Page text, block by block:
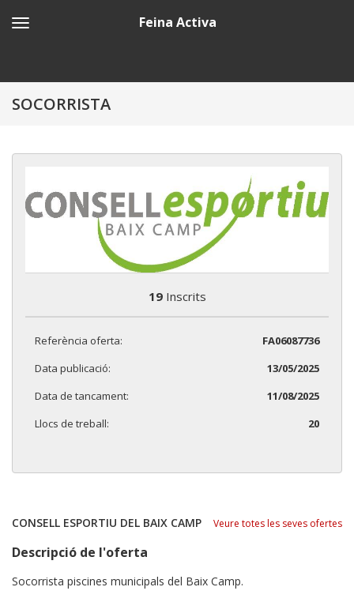
Feina Activa
SOCORRISTA
19Inscrits
Referència oferta:
FA06087736
Data publicació:
13/05/2025
Data de tancament:
11/08/2025
Llocs de treball:
20
CONSELL ESPORTIU DEL BAIX CAMP Veure totes les seves ofertes
Descripció de l'oferta
Socorrista piscines municipals del Baix Camp.